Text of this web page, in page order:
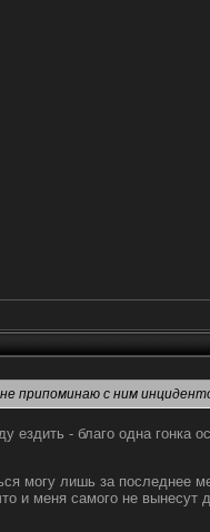
припоминаю с ним
ездить - благо одна
могу лишь за последнее
и меня самого не